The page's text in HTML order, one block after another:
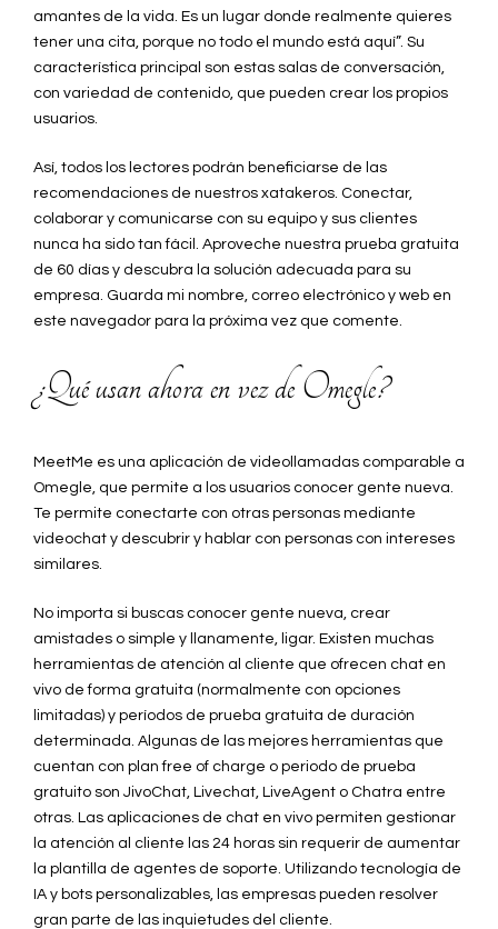
amantes de la vida. Es un lugar donde realmente quieres
tener una cita, porque no todo el mundo está aquí”. Su
característica principal son estas salas de conversación,
con variedad de contenido, que pueden crear los propios
usuarios.
Así, todos los lectores podrán beneficiarse de las
recomendaciones de nuestros xatakeros. Conectar,
colaborar y comunicarse con su equipo y sus clientes
nunca ha sido tan fácil. Aproveche nuestra prueba gratuita
de 60 días y descubra la solución adecuada para su
empresa. Guarda mi nombre, correo electrónico y web en
este navegador para la próxima vez que comente.
¿Qué usan ahora en vez de Omegle?
MeetMe es una aplicación de videollamadas comparable a
Omegle, que permite a los usuarios conocer gente nueva.
Te permite conectarte con otras personas mediante
videochat y descubrir y hablar con personas con intereses
similares.
No importa si buscas conocer gente nueva, crear
amistades o simple y llanamente, ligar. Existen muchas
herramientas de atención al cliente que ofrecen chat en
vivo de forma gratuita (normalmente con opciones
limitadas) y períodos de prueba gratuita de duración
determinada. Algunas de las mejores herramientas que
cuentan con plan free of charge o periodo de prueba
gratuito son JivoChat, Livechat, LiveAgent o Chatra entre
otras. Las aplicaciones de chat en vivo permiten gestionar
la atención al cliente las 24 horas sin requerir de aumentar
la plantilla de agentes de soporte. Utilizando tecnología de
IA y bots personalizables, las empresas pueden resolver
gran parte de las inquietudes del cliente.